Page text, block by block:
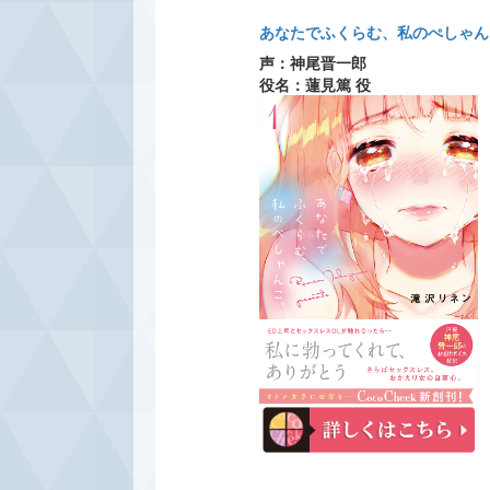
あなたでふくらむ、私のぺしゃ
声：神尾晋一郎
役名：蓮見篤 役